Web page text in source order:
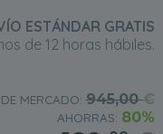
ESTÁNDAR GRATIS
de 12 horas hábiles.
MERCADO: 945,00€
AHORRAS: 80%